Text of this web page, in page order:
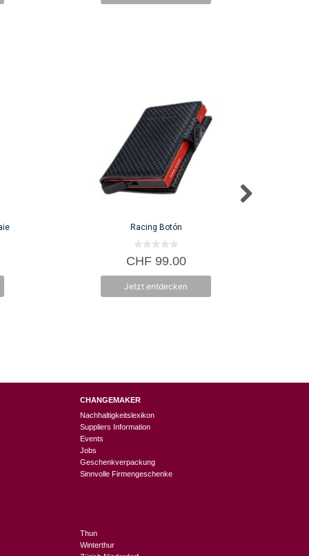
Racing Botón
0
v
5
CHF99.00
Jetzt entdecken
CHANGEMAKER
Nachhaltigkeitslexikon
Suppliers Information
Events
Jobs
Geschenkverpackung
Sinnvolle Firmengeschenke
Thun
Winterthur